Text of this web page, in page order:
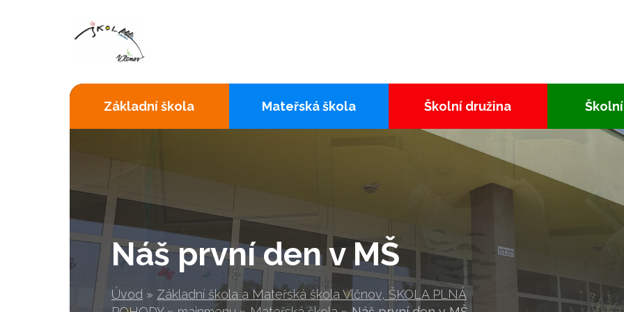
Náš první den v MŠ
Úvod » Základní škola a Mateřská škola Vlčnov, ŠKOLA PLNÁ
Základní škola Mateřská škola Školní družina